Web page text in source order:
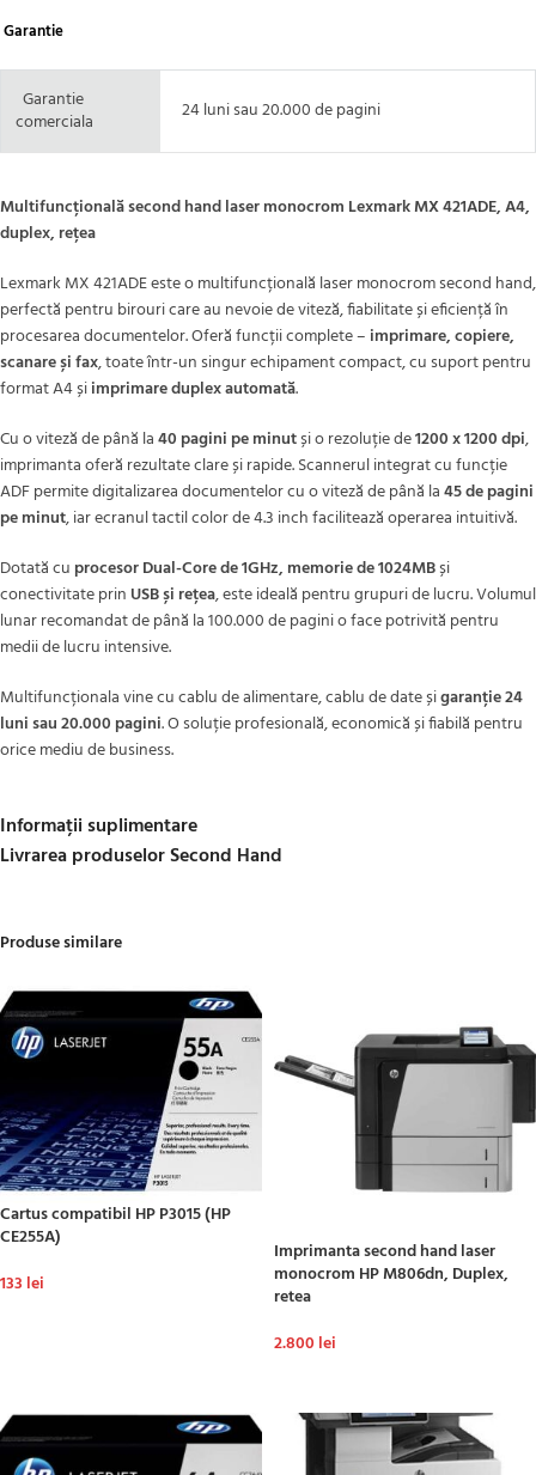
Garantie
Garantie
comerciala
24 luni sau 20.000 de pagini
Multifuncțională second hand laser monocrom Lexmark MX 421ADE, A4,
duplex, rețea
Lexmark MX 421ADE este o multifuncțională laser monocrom second hand,
perfectă pentru birouri care au nevoie de viteză, fiabilitate și eficiență în
procesarea documentelor. Oferă funcții complete – imprimare, copiere,
scanare și fax, toate într-un singur echipament compact, cu suport pentru
format A4 șiimprimare duplex automată.
Cu o viteză de până la40 pagini pe minutși o rezoluție de1200 x 1200 dpi,
imprimanta oferă rezultate clare și rapide. Scannerul integrat cu funcție
ADF permite digitalizarea documentelor cu o viteză de până la45 de pagini
pe minut, iar ecranul tactil color de 4.3 inch facilitează operarea intuitivă.
Dotată cu procesor Dual-Core de 1GHz, memorie de 1024MBși
conectivitate prin USB și rețea, este ideală pentru grupuri de lucru. Volumul
lunar recomandat de până la 100.000 de pagini o face potrivită pentru
medii de lucru intensive.
Multifuncționala vine cu cablu de alimentare, cablu de date șigaranție 24
luni sau 20.000 pagini. O soluție profesională, economică și fiabilă pentru
orice mediu de business.
Informații suplimentare
Livrarea produselor Second Hand
Produse similare
Cartus compatibil HP P3015 (HP
CE255A)
133 lei
Imprimanta second hand laser
monocrom HP M806dn, Duplex,
retea
2.800 lei